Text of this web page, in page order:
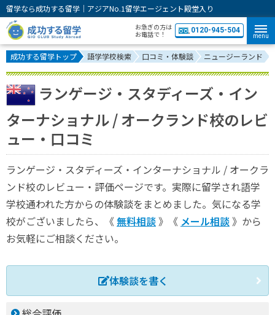
留学なら成功する留学｜アジアNo.1留学エージェント殿堂入り
お急ぎの方は
お電話で！
0120-945-504
menu
成功する留学トップ 語学学校検索 口コミ・体験談 ニュージーランド
ランゲージ・スタディーズ・イン
ターナショナル / オークランド校のレビ
ュー・口コミ
ランゲージ・スタディーズ・インターナショナル / オークラ
ンド校のレビュー・評価ページです。実際に留学され語学
学校通われた方からの体験談をまとめました。気になる学
校がございましたら、《 無料相談 》《 メール相談 》から
お気軽にご相談ください。
体験談を書く